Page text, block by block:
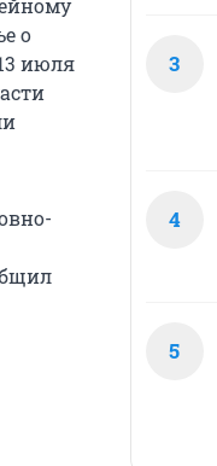
о
июля
3
4
5